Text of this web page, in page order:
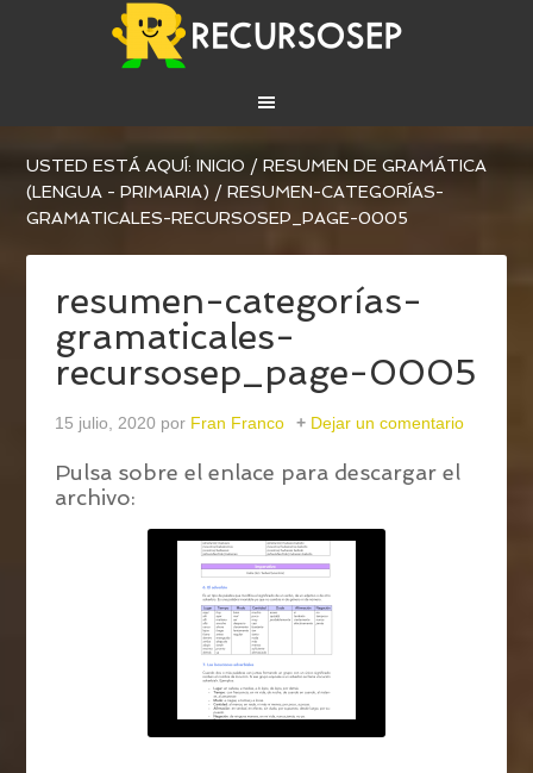
USTED ESTÁ AQUÍ:INICIO / RESUMEN DE GRAMÁTICA
(LENGUA - PRIMARIA) / RESUMEN-CATEGORÍAS-
GRAMATICALES-RECURSOSEP_PAGE-0005
resumen-categorías-
gramaticales-
recursosep_page-0005
15 julio, 2020 por Fran Franco Dejar un comentario
Pulsa sobre el enlace para descargar el
archivo: